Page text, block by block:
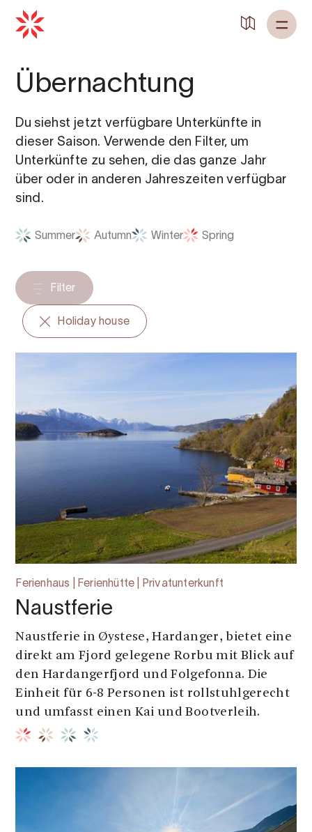
Übernachtung
Du siehst jetzt verfügbare Unterkünfte in
dieser Saison. Verwende den Filter, um
Unterkünfte zu sehen, die das ganze Jahr
über oder in anderen Jahreszeiten verfügbar
sind.
Summer Autumn Winter Spring
Filter
Holiday house
Ferienhaus | Ferienhütte | Privatunterkunft
Naustferie
Naustferie in Øystese, Hardanger, bietet eine
direkt am Fjord gelegene Rorbu mit Blick auf
den Hardangerfjord und Folgefonna. Die
Einheit für 6-8 Personen ist rollstuhlgerecht
und umfasst einen Kai und Bootverleih.